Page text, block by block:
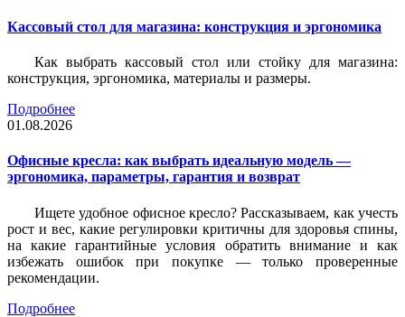
Кассовый стол для магазина: конструкция и эргономика
Как выбрать кассовый стол или стойку для магазина:
конструкция, эргономика, материалы и размеры.
Подробнее
01.08.2026
Офисные кресла: как выбрать идеальную модель —
эргономика, параметры, гарантия и возврат
Ищете удобное офисное кресло? Рассказываем, как учесть
рост и вес, какие регулировки критичны для здоровья спины,
на какие гарантийные условия обратить внимание и как
избежать ошибок при покупке — только проверенные
рекомендации.
Подробнее